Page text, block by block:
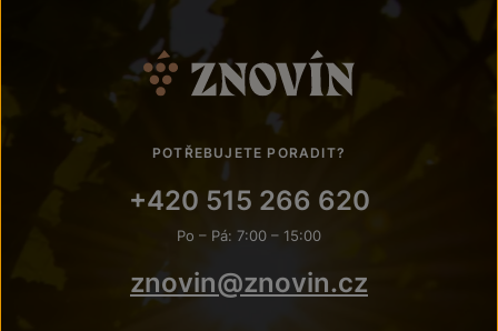
POTŘEBUJETE PORADIT?
+420 515 266 620
Po – Pá: 7:00 – 15:00
znovin@znovin.cz